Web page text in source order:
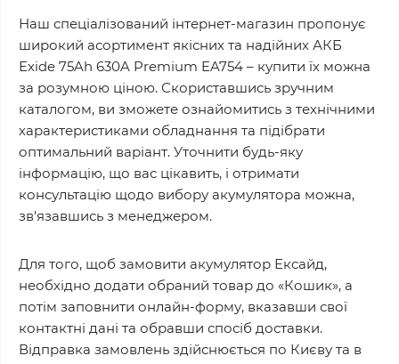
Наш спеціалізований інтернет-магазин пропонує
широкий асортимент якісних та надійних АКБ
Exide 75Ah 630A Premium EA754 – купити їх можна
за розумною ціною. Скориставшись зручним
каталогом, ви зможете ознайомитись з технічними
характеристиками обладнання та підібрати
оптимальний варіант. Уточнити будь-яку
інформацію, що вас цікавить, і отримати
консультацію щодо вибору акумулятора можна,
зв'язавшись з менеджером.
Для того, щоб замовити акумулятор Ексайд,
необхідно додати обраний товар до «Кошик», а
потім заповнити онлайн-форму, вказавши свої
контактні дані та обравши спосіб доставки.
Відправка замовлень здійснюється по Києву та в